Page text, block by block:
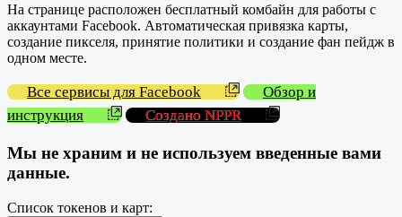
На странице расположен бесплатный комбайн для работы с
аккаунтами Facebook. Автоматическая привязка карты,
создание пикселя, принятие политики и создание фан пейдж в
одном месте.
Все сервисы для Facebook
Обзор и
инструкция
Создано NPPR
Мы не храним и не используем введенные вами
данные.
Список токенов и карт: